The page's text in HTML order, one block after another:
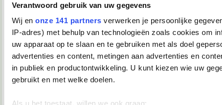
Verantwoord gebruik van uw gegevens
Wij en onze 141 partners verwerken je persoonlijke
IP-adres) met behulp van technologieën zoals cookies om
uw apparaat op te slaan en te gebruiken met als doel
advertenties en content, metingen aan advertenties en
in publiek en productontwikkeling. U kunt kiezen wie uw
gebruikt en met welke doelen.
Dark Phoenix
Gestolen door Hanneke
__________________
[quote=sann;30693804]Ik ben een a-merk sletje.[/quote]
17-05-2008, 19:50
Verwijderd